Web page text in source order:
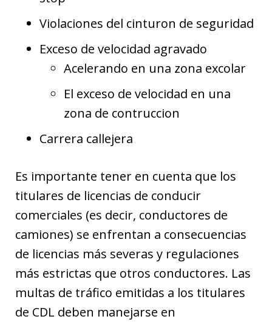
Violaciones del cinturon de seguridad
Exceso de velocidad agravado
Acelerando en una zona excolar
El exceso de velocidad en una
zona de contruccion
Carrera callejera
Es importante tener en cuenta que los
titulares de licencias de conducir
comerciales (es decir, conductores de
camiones) se enfrentan a consecuencias
de licencias más severas y regulaciones
más estrictas que otros conductores. Las
multas de tráfico emitidas a los titulares
de CDL deben manejarse en